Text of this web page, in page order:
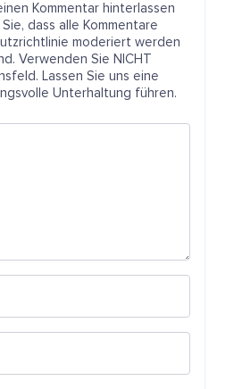
Kommentar hinterlassen
dass alle Kommentare
moderiert werden
Verwenden Sie NICHT
Lassen Sie uns eine
Unterhaltung führen.